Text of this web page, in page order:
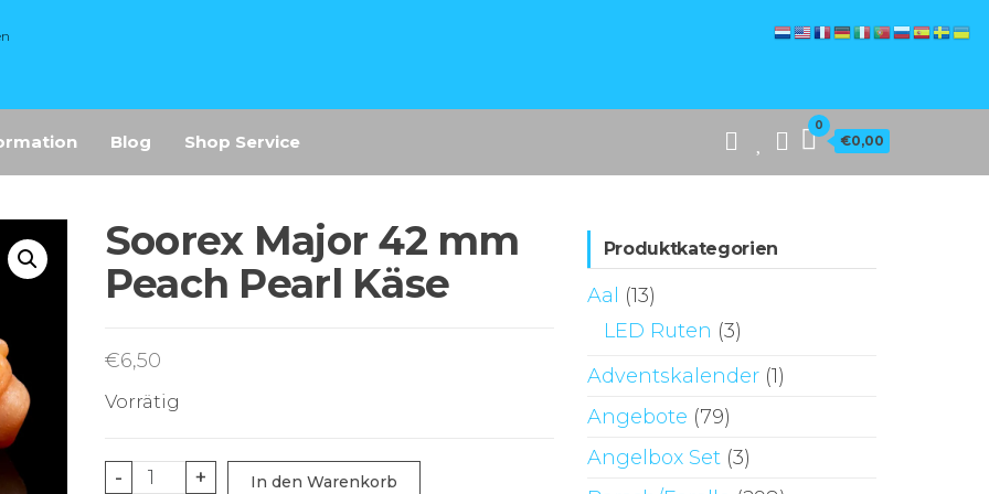
0
€0,00
Blog Shop Service
Soorex Major 42 mm
Peach Pearl Käse
€6,50
Vorrätig
-
Soorex
+ In den Warenkorb
Produktkategorien
Aal
(13)
LED Ruten (3)
Adventskalender (1)
Angebote (79)
Angelbox Set (3)